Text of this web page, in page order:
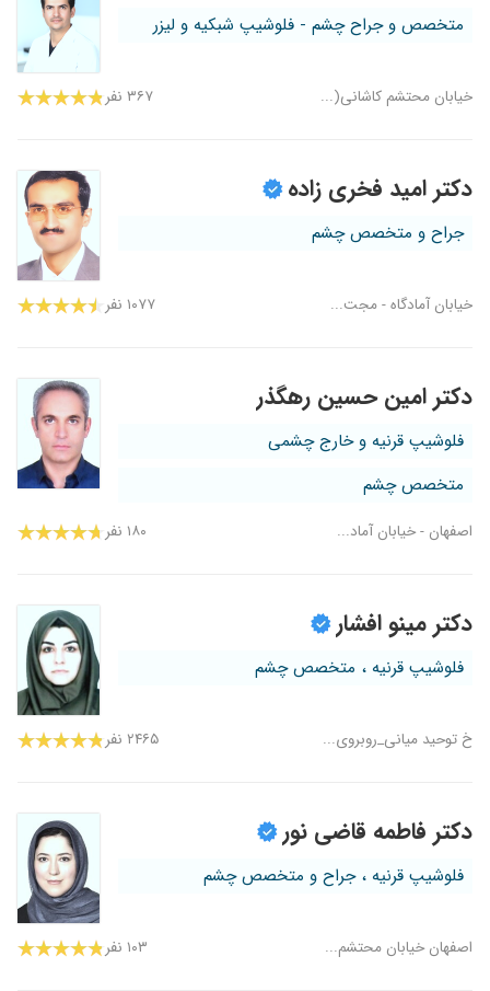
متخصص و جراح چشم - فلوشیپ شبکیه و لیزر
خیابان محتشم کاشانی(... ۳۶۷ نفر
دکتر امید فخری زاده
جراح و متخصص چشم
خیابان آمادگاه - مجت... ۱۰۷۷ نفر
دکتر امین حسین رهگذر
فلوشیپ قرنیه و خارج چشمی
متخصص چشم
اصفهان - خیابان آماد... ۱۸۰ نفر
دکتر مینو افشار
فلوشیپ قرنیه ، متخصص چشم
خ توحید میانی_روبروی... ۲۴۶۵ نفر
دکتر فاطمه قاضی نور
فلوشیپ قرنیه ، جراح و متخصص چشم
اصفهان خیابان محتشم... ۱۰۳ نفر